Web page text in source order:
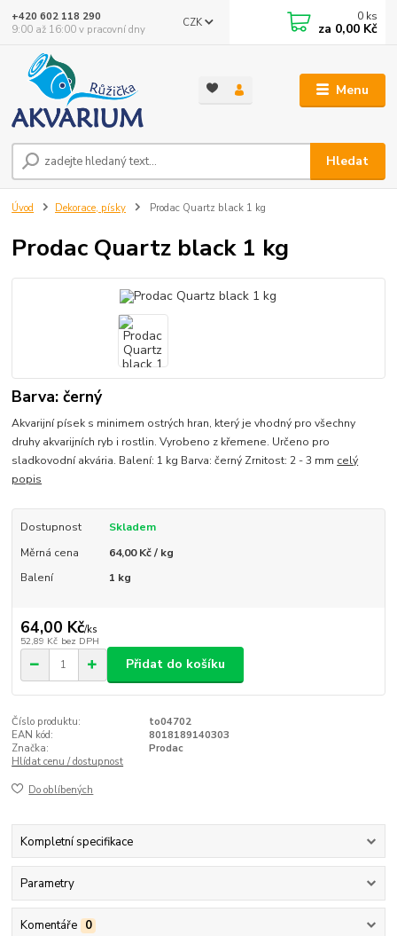
Menu
CZK
Hledat
+420 602 118 290
9:00 až 16:00 v pracovní dny
0 ks
za 0,00 Kč
Úvod Dekorace, písky Prodac Quartz black 1 kg
Prodac Quartz black 1 kg
Barva: černý
Akvarijní písek s minimem ostrých hran, který je vhodný pro všechny
druhy akvarijních ryb i rostlin. Vyrobeno z křemene. Určeno pro
sladkovodní akvária. Balení: 1 kg Barva: černý Zrnitost: 2 - 3 mm celý
popis
Dostupnost
Skladem
Měrná cena
64,00 Kč / kg
Balení
1 kg
64,00 Kč/ks
52,89 Kč bez DPH
Přidat do košíku
Číslo produktu:
to04702
EAN kód:
8018189140303
Značka:
Prodac
Hlídat cenu / dostupnost
Do oblíbených
Kompletní specifikace
Parametry
Komentáře 0